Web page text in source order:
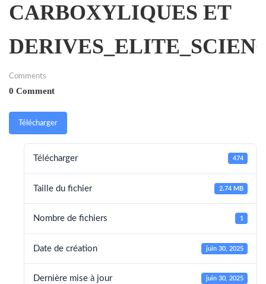
CARBOXYLIQUES ET
Comments
0 Comment
Télécharger
Télécharger 474
Taille du fichier 2.74 MB
Nombre de fichiers 1
Date de création juin 30, 2025
Dernière mise à jour juin 30, 2025